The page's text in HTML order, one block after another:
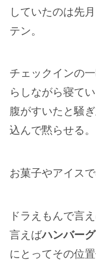
していたのは先
テン。
チェックインの
らしながら寝て
腹がすいたと騒
込んで黙らせる。
お菓子やアイス
ドラえもんで言
言えばハンバーグ
にとってその位